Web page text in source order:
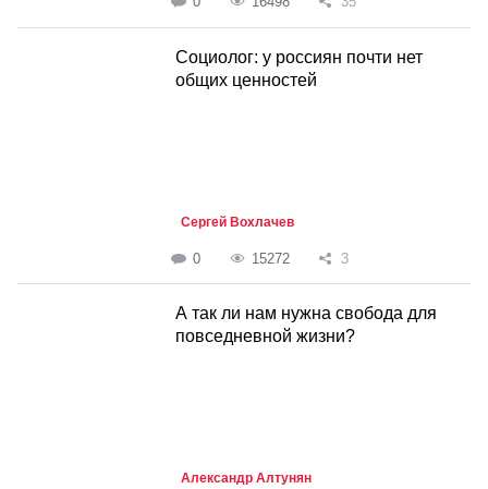
Социолог: у россиян почти нет
общих ценностей
Сергей Вохлачев
0 15272 3
А так ли нам нужна свобода для
повседневной жизни?
Александр Алтунян